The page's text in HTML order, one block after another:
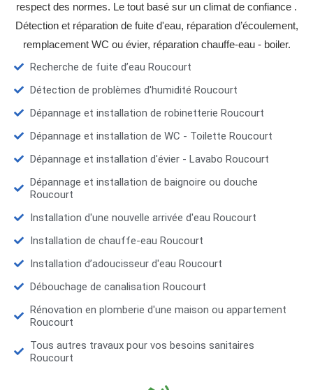
respect des normes. Le tout basé sur un climat de confiance .
Détection et réparation de fuite d'eau, réparation d’écoulement,
remplacement WC ou évier, réparation chauffe-eau - boiler.
Recherche de fuite d’eau Roucourt
Détection de problèmes d'humidité Roucourt
Dépannage et installation de robinetterie Roucourt
Dépannage et installation de WC - Toilette Roucourt
Dépannage et installation d'évier - Lavabo Roucourt
Dépannage et installation de baignoire ou douche
Roucourt
Installation d'une nouvelle arrivée d'eau Roucourt
Installation de chauffe-eau Roucourt
Installation d’adoucisseur d'eau Roucourt
Débouchage de canalisation Roucourt
Rénovation en plomberie d'une maison ou appartement
Roucourt
Tous autres travaux pour vos besoins sanitaires
Roucourt